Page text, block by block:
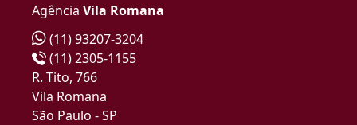
Agência Vila Romana
(11) 93207-3204
(11) 2305-1155
R. Tito, 766
Vila Romana
São Paulo - SP